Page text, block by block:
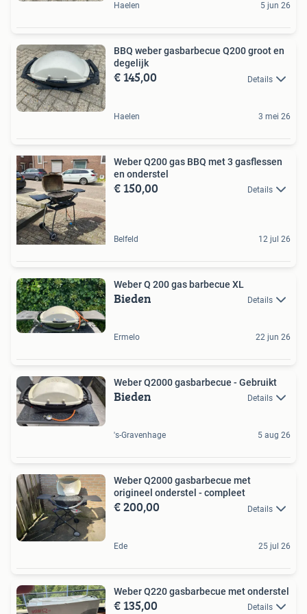
Haelen 5 jun 26
BBQ weber gasbarbecue Q200 groot en
degelijk
€ 145,00 Details
Haelen 3 mei 26
Weber Q200 gas BBQ met 3 gasflessen
en onderstel
€ 150,00 Details
Belfeld 12 jul 26
Weber Q 200 gas barbecue XL
Bieden Details
Ermelo 22 jun 26
Weber Q2000 gasbarbecue - Gebruikt
Bieden Details
's-Gravenhage 5 aug 26
Weber Q2000 gasbarbecue met
origineel onderstel - compleet
€ 200,00 Details
Ede 25 jul 26
Weber Q220 gasbarbecue met onderstel
€ 135,00 Details